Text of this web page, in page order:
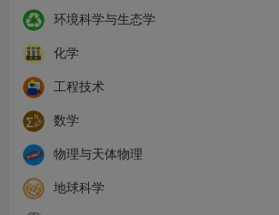
环境科学与生态学
化学
工程技术
数学
物理与天体物理
地球科学